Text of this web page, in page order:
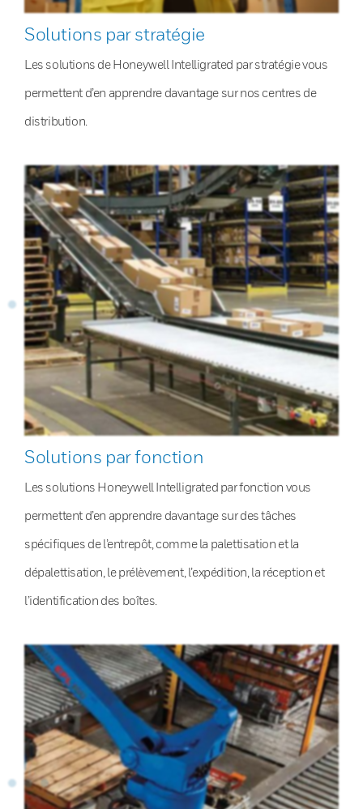
Solutions par stratégie
Les solutions de Honeywell Intelligrated par stratégie vous
permettent d’en apprendre davantage sur nos centres de
distribution.
Solutions par fonction
Les solutions Honeywell Intelligrated par fonction vous
permettent d’en apprendre davantage sur des tâches
spécifiques de l’entrepôt, comme la palettisation et la
dépalettisation, le prélèvement, l’expédition, la réception et
l’identification des boîtes.